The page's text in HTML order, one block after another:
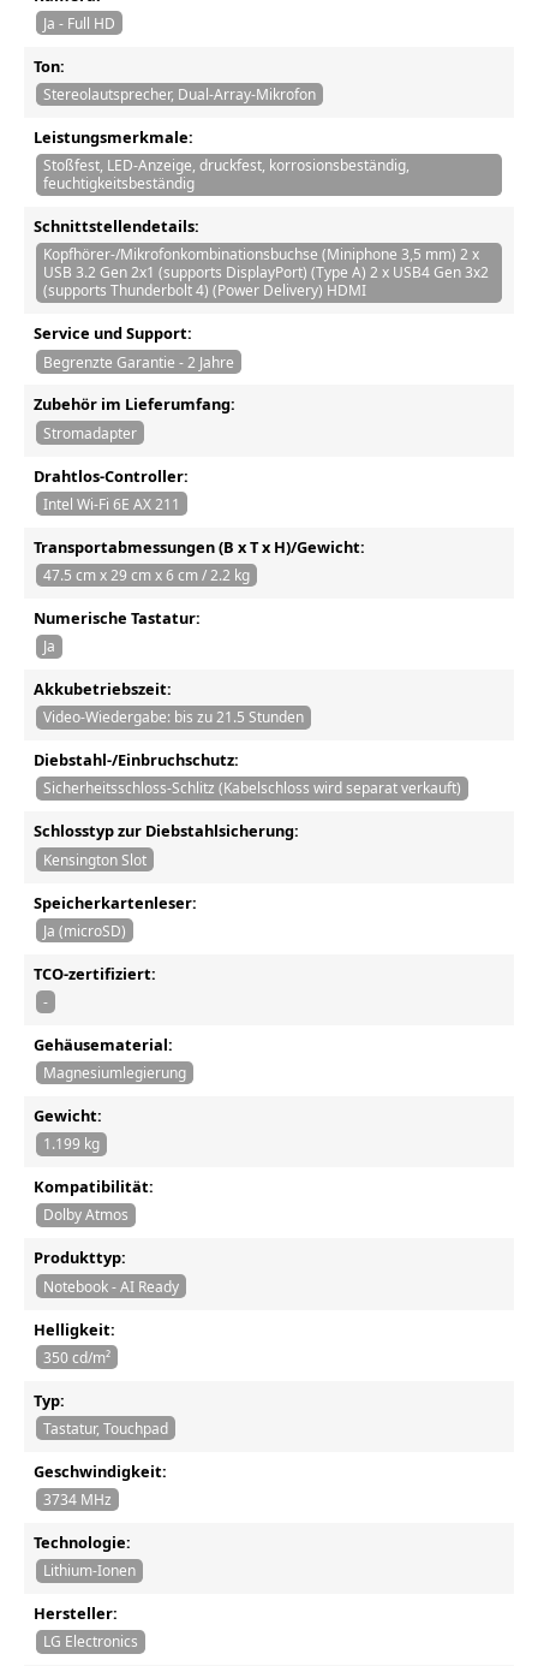
Ja - Full HD
Ton:
Stereolautsprecher, Dual-Array-Mikrofon
Leistungsmerkmale:
Stoßfest, LED-Anzeige, druckfest, korrosionsbeständig,
feuchtigkeitsbeständig
Schnittstellendetails:
Kopfhörer-/Mikrofonkombinationsbuchse (Miniphone 3,5 mm) 2 x
USB 3.2 Gen 2x1 (supports DisplayPort) (Type A) 2 x USB4 Gen 3x2
(supports Thunderbolt 4) (Power Delivery) HDMI
Service und Support:
Begrenzte Garantie - 2 Jahre
Zubehör im Lieferumfang:
Stromadapter
Drahtlos-Controller:
Intel Wi-Fi 6E AX 211
Transportabmessungen (B x T x H)/Gewicht:
47.5 cm x 29 cm x 6 cm / 2.2 kg
Numerische Tastatur:
Ja
Akkubetriebszeit:
Video-Wiedergabe: bis zu 21.5 Stunden
Diebstahl-/Einbruchschutz:
Sicherheitsschloss-Schlitz (Kabelschloss wird separat verkauft)
Schlosstyp zur Diebstahlsicherung:
Kensington Slot
Speicherkartenleser:
Ja (microSD)
TCO-zertifiziert:
-
Gehäusematerial:
Magnesiumlegierung
Gewicht:
1.199 kg
Kompatibilität:
Dolby Atmos
Produkttyp:
Notebook - AI Ready
Helligkeit:
350 cd/m²
Typ:
Tastatur, Touchpad
Geschwindigkeit:
3734 MHz
Technologie:
Lithium-Ionen
Hersteller:
LG Electronics